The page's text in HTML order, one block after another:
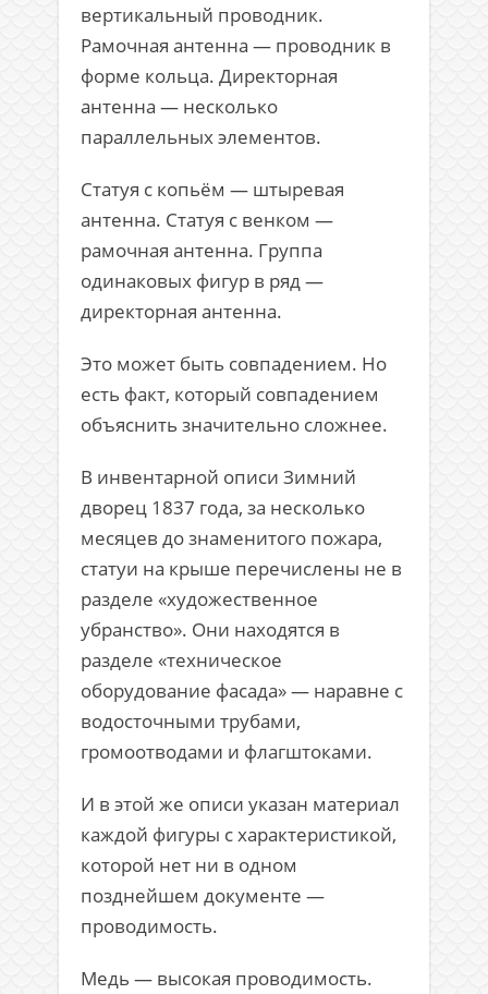
вертикальный проводник.
Рамочная антенна — проводник в
форме кольца. Директорная
антенна — несколько
параллельных элементов.
Статуя с копьём — штыревая
антенна. Статуя с венком —
рамочная антенна. Группа
одинаковых фигур в ряд —
директорная антенна.
Это может быть совпадением. Но
есть факт, который совпадением
объяснить значительно сложнее.
В инвентарной описи Зимний
дворец 1837 года, за несколько
месяцев до знаменитого пожара,
статуи на крыше перечислены не в
разделе «художественное
убранство». Они находятся в
разделе «техническое
оборудование фасада» — наравне с
водосточными трубами,
громоотводами и флагштоками.
И в этой же описи указан материал
каждой фигуры с характеристикой,
которой нет ни в одном
позднейшем документе —
проводимость.
Медь — высокая проводимость.